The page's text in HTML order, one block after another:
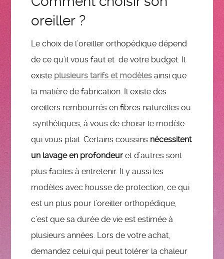
oreiller ?
Le choix de l’oreiller orthopédique dépend
de ce qu’il vous faut et de votre budget. Il
existe plusieurs tarifs et modèles ainsi que
la matière de fabrication. Il existe des
oreillers rembourrés en fibres naturelles ou
synthétiques, à vous de choisir le modèle
qui vous plait. Certains coussins nécessitent
un lavage en profondeuret d’autres sont
plus faciles à entretenir. Il y aussi les
modèles avec housse de protection, ce qui
est un plus pour l’oreiller orthopédique,
c’est que sa durée de vie est estimée à
plusieurs années. Lors de votre achat,
demandez celui qui peut tolérer la chaleur